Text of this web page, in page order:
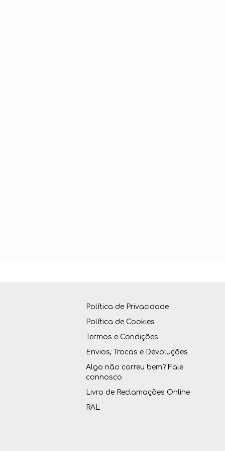
Política de Privacidade
Política de Cookies
Termos e Condições
Envios, Trocas e Devoluções
Algo não correu bem? Fale
connosco
Livro de Reclamações Online
RAL